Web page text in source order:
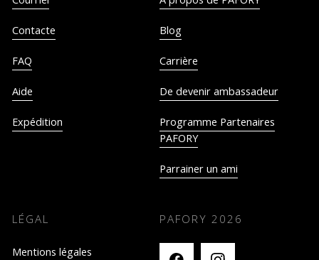
Contacte
FAQ
Aide
Expédition
Blog
Carrière
De devenir ambassadeur
Programme Partenaires
PAFORY
Parrainer un ami
LÉGAL
Mentions légales
PAFORY 2026